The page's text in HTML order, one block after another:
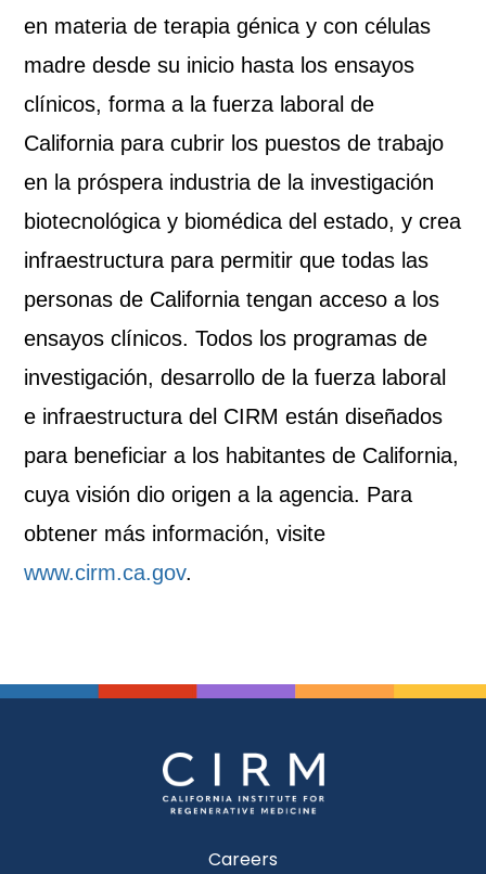
en materia de terapia génica y con células
madre desde su inicio hasta los ensayos
clínicos, forma a la fuerza laboral de
California para cubrir los puestos de trabajo
en la próspera industria de la investigación
biotecnológica y biomédica del estado, y crea
infraestructura para permitir que todas las
personas de California tengan acceso a los
ensayos clínicos. Todos los programas de
investigación, desarrollo de la fuerza laboral
e infraestructura del CIRM están diseñados
para beneficiar a los habitantes de California,
cuya visión dio origen a la agencia. Para
obtener más información, visite
www.cirm.ca.gov.
Careers